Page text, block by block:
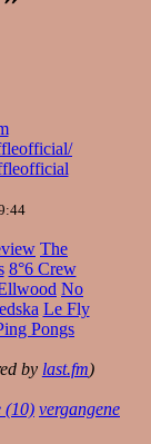
The
8°6 Crew
No
Le Fly
Pongs
by last.fm)
(10) vergangene